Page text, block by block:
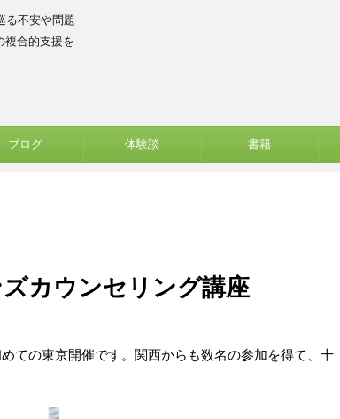
る不安や問題
複合的支援を
ブログ 体験談 書籍
カウンセリング講座
ての東京開催です。関西からも数名の参加を得て、十